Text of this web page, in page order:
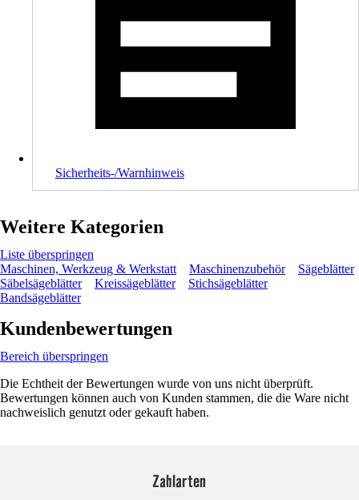
Sicherheits-/Warnhinweis
Weitere Kategorien
Liste überspringen
Maschinen, Werkzeug & Werkstatt
Maschinenzubehör
Sägeblätter
Säbelsägeblätter
Kreissägeblätter
Stichsägeblätter
Bandsägeblätter
Kundenbewertungen
Bereich überspringen
Die Echtheit der Bewertungen wurde von uns nicht überprüft.
Bewertungen können auch von Kunden stammen, die die Ware nicht
nachweislich genutzt oder gekauft haben.
Zahlarten